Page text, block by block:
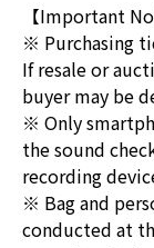
【Important
※ Purchasing
If resale or
buyer may be
※ Only
the sound
recording
※ Bag and
conducted at